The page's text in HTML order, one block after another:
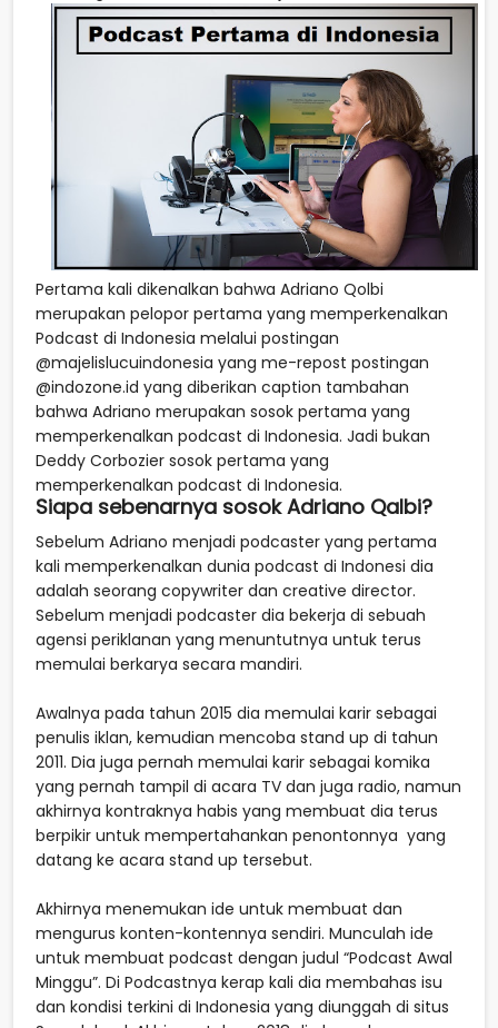
Pertama kali dikenalkan bahwa Adriano Qolbi
merupakan pelopor pertama yang memperkenalkan
Podcast di Indonesia melalui postingan
@majelislucuindonesia yang me-repost postingan
@indozone.id yang diberikan caption tambahan
bahwa Adriano merupakan sosok pertama yang
memperkenalkan podcast di Indonesia. Jadi bukan
Deddy Corbozier sosok pertama yang
memperkenalkan podcast di Indonesia.
Siapa sebenarnya sosok Adriano Qalbi?
Sebelum Adriano menjadi podcaster yang pertama
kali memperkenalkan dunia podcast di Indonesi dia
adalah seorang copywriter dan creative director.
Sebelum menjadi podcaster dia bekerja di sebuah
agensi periklanan yang menuntutnya untuk terus
memulai berkarya secara mandiri.
Awalnya pada tahun 2015 dia memulai karir sebagai
penulis iklan, kemudian mencoba stand up di tahun
2011. Dia juga pernah memulai karir sebagai komika
yang pernah tampil di acara TV dan juga radio, namun
akhirnya kontraknya habis yang membuat dia terus
berpikir untuk mempertahankan penontonnya yang
datang ke acara stand up tersebut.
Akhirnya menemukan ide untuk membuat dan
mengurus konten-kontennya sendiri. Munculah ide
untuk membuat podcast dengan judul “Podcast Awal
Minggu”. Di Podcastnya kerap kali dia membahas isu
dan kondisi terkini di Indonesia yang diunggah di situs